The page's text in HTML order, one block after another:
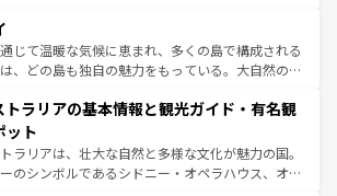
ス情報は
巨大都市は、観光、ショッピング、エンターテイ
が詰まった刺激的なスポットだ。一方、アメリカ
大自然が広がり、グランドキャニオンやイエロー
ーオーリンズでは、音楽と美食が融合した独特の
力。旅行者はアメリカの各地域で異なる魅力を楽
ら、その多様性と豊かな歴史を感じることができ
。車でのロードトリップや列車の旅も、アメリカ
じて温暖な気候に恵まれ、多くの島で構成される
、どの島も独自の魅力をもっている。大自然の神
見逃せない。また、定番の観光地といえばオアフ
静かな自然を求めるならマウイ島やカウアイ島が
。エメラルドグリーンに輝く海をはじめ、豊かな
史が息づいている。「アロハスピリット」と呼ば
トラリアの基本情報と観光ガイド・有名観
ット
ラリアは、壮大な自然と多様な文化が魅力の国。
のシンボルであるシドニー・オペラハウス、オー